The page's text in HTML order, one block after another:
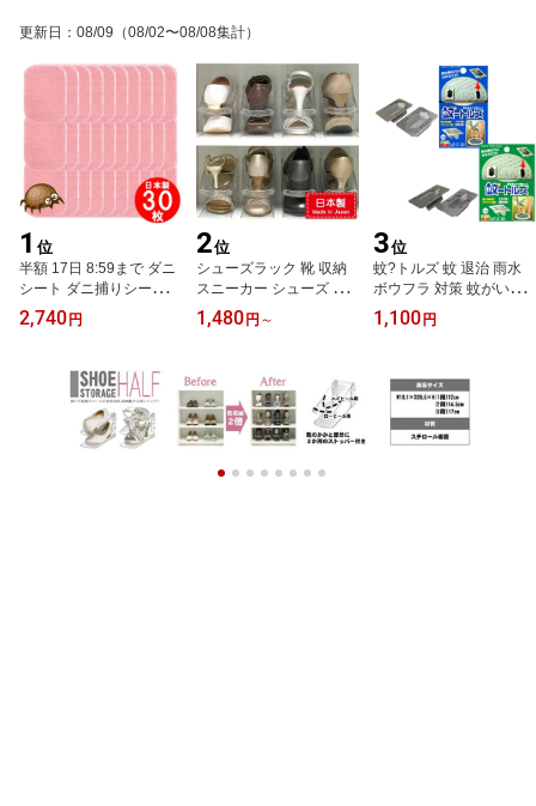
更新日 ： 08/09 （08/02〜08/08集計）
1 位
半額 17日 8:59まで ダニ
シート ダニ捕りシート
ダニ 対策 ダニ 布団 ダニ
取りシート 30枚セット
2,740 円
2位
シューズラック 靴 収納
スニーカー シューズ 靴
箱 1個～10個セット 伊勢
藤 靴収納ハーフ 靴 収納
1,480 円 ～
3位
蚊?トルズ 蚊 退治 雨水
ボウフラ 対策 蚊がいな
くなる 雨水桝 雨水マス
マンホール 虫よけ
1,100 円